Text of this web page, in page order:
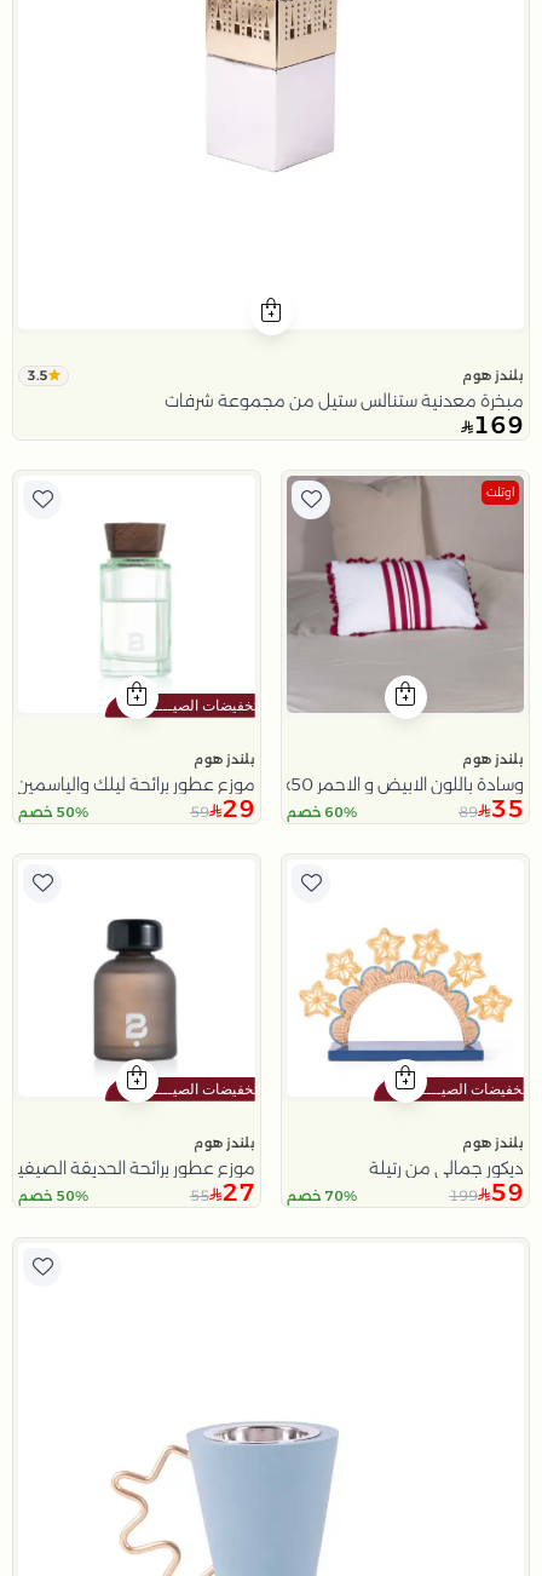
بلندز هوم 3.5
مبخرة معدنية ستنالس ستيل من مجموعة شرفات
169
اوتلت
بلندز هوم
وسادة باللون الابيض و الاحمر 30x50 سم من سولانا
35
89 60% خصم
بلندز هوم
موزع عطور برائحة ليلك والياسمين 200 مل
29
59 50% خصم
بلندز هوم
ديكور جمالي من رتيلة
59
199 70% خصم
بلندز هوم
موزع عطور برائحة الحديقة الصيفية 150 مل
27
55 50% خصم